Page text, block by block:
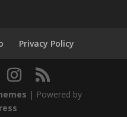
Privacy Policy
| Powered by